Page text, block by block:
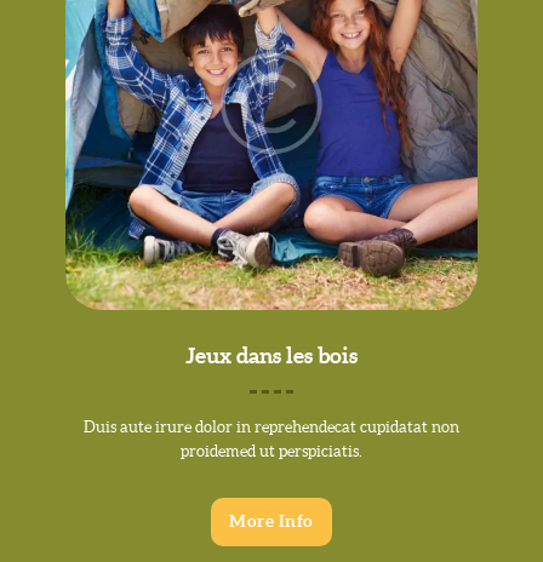
Jeux dans les bois
Duis aute irure dolor in reprehendecat cupidatat non
proidemed ut perspiciatis.
More Info